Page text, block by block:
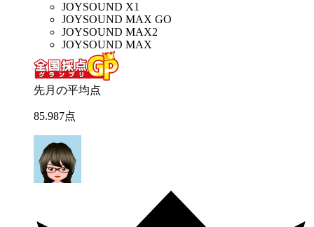
JOYSOUND X1
JOYSOUND MAX GO
JOYSOUND MAX2
JOYSOUND MAX
先月の平均点
85.987点